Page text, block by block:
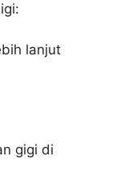
lanjut
gigi di